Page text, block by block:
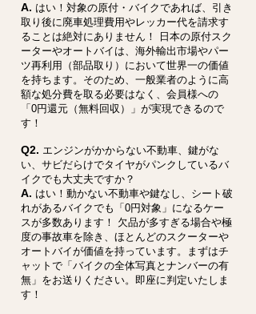
A. はい！対象の原付・バイクであれば、引き
取り後に廃車処理費用やレッカー代を請求す
ることは絶対にありません！ 日本の原付スク
ーターやオートバイは、海外輸出市場やパー
ツ再利用（部品取り）において世界一の価値
を持ちます。そのため、一般業者のように高
額な処分費を取る必要はなく、会員様への
「0円還元（無料回収）」が実現できるので
す！
Q2. エンジンがかからない不動車、鍵がな
い、サビだらけでタイヤがパンクしているバ
イクでも大丈夫ですか？
A. はい！動かない不動車や鍵なし、シート破
れがあるバイクでも「0円対象」になるケー
スが多数あります！ 欠品が多すぎる場合や極
度の事故車を除き、ほとんどのスクーターや
オートバイが価値を持っています。まずはチ
ャットで「バイクの全体写真とナンバーの有
無」をお送りください。即座に判定いたしま
す！